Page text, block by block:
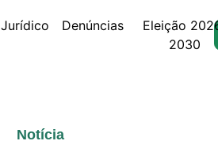
Jurídico Denúncias
Eleição
2030
Notícia